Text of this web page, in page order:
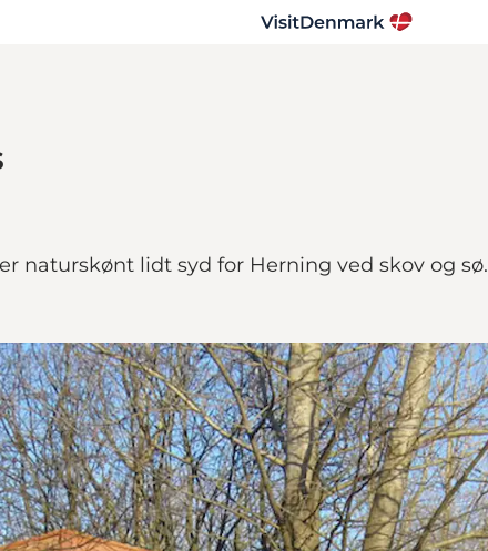
naturskønt lidt syd for Herning ved skov og sø.